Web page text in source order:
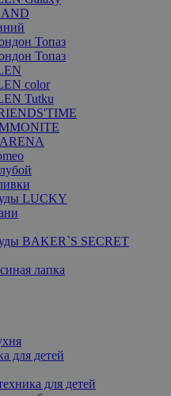
Топаз
Топаз
color
Tutku
LUCKY
BAKER`S SECRET
лапка
для детей
для детей